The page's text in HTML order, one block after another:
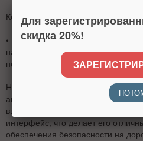
Конструкция:
•
Конструкция видеорегистратора
наличие экрана позволяет не
но и удобно управлять
Hoco DV5 — это надежный и
автомобильный видеорегистратор,
высокое качество записи, широкий
интерфейс, что делает его
обеспечения безопасности на
Для
скидка 20%!